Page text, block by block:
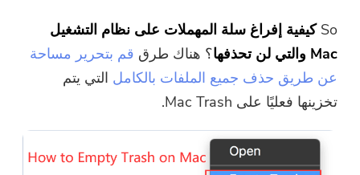
So كيفية إفراغ سلة المهملات على نظام التشغيل
Mac والتي لن تحذفها
؟ هناك طرق قم بتحرير مساحة
عن طريق حذف جميع الملفات بالكامل التي يتم
تخزينها فعليًا على Mac Trash.